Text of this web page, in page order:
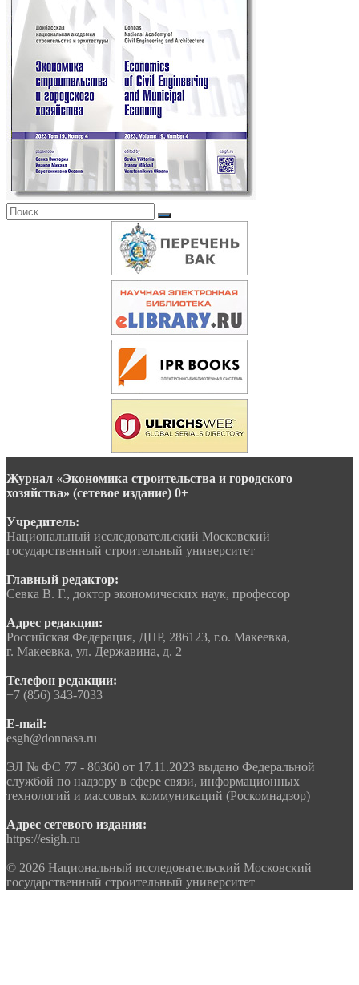
Поиск:
Поиск
Журнал «Экономика строительства и городского
хозяйства» (сетевое издание) 0+
Учредитель:
Национальный исследовательский Московский
государственный строительный университет
Главный редактор:
Севка В. Г., доктор экономических наук, профессор
Адрес редакции:
Российская Федерация, ДНР, 286123, г.о. Макеевка,
г. Макеевка, ул. Державина, д. 2
Телефон редакции:
+7 (856) 343-7033
E-mail:
esgh@donnasa.ru
ЭЛ № ФС 77 - 86360 от 17.11.2023 выдано Федеральной
службой по надзору в сфере связи, информационных
технологий и массовых коммуникаций (Роскомнадзор)
Адрес сетевого издания:
https://esigh.ru
© 2026 Национальный исследовательский Московский
государственный строительный университет